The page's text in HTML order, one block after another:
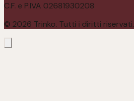
C.F. e P.IVA 02681930208
© 2026 Trinko. Tutti i diritti riservati.